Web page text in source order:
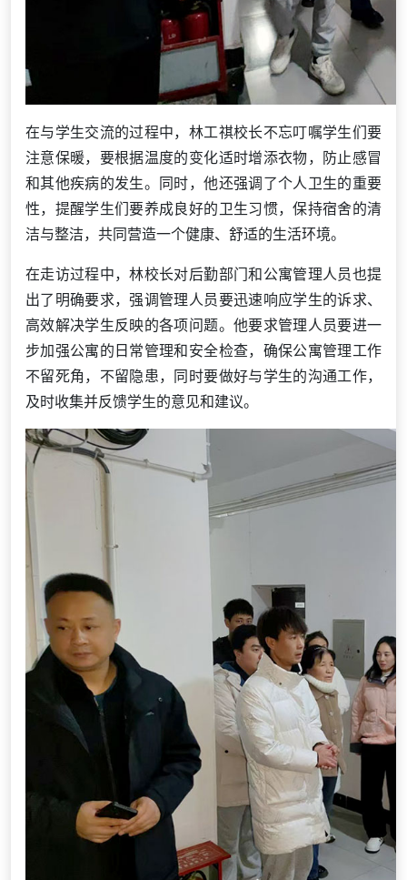
在与学生交流的过程中，林工祺校长不忘叮嘱学生们要
注意保暖，要根据温度的变化适时增添衣物，防止感冒
和其他疾病的发生。同时，他还强调了个人卫生的重要
性，提醒学生们要养成良好的卫生习惯，保持宿舍的清
洁与整洁，共同营造一个健康、舒适的生活环境。
在走访过程中，林校长对后勤部门和公寓管理人员也提
出了明确要求，强调管理人员要迅速响应学生的诉求、
高效解决学生反映的各项问题。他要求管理人员要进一
步加强公寓的日常管理和安全检查，确保公寓管理工作
不留死角，不留隐患，同时要做好与学生的沟通工作，
及时收集并反馈学生的意见和建议。